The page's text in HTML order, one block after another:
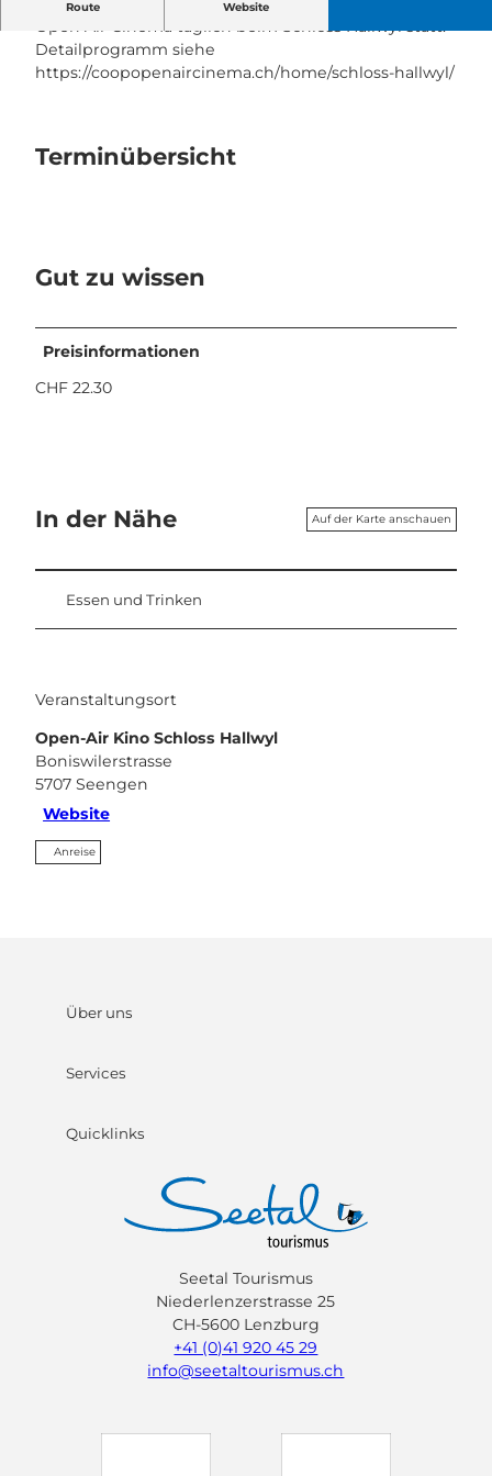
Route Website
Open Air Cinema täglich beim Schloss Hallwyl statt.
Detailprogramm siehe
https://coopopenaircinema.ch/home/schloss-hallwyl/
Terminübersicht
Gut zu wissen
Preisinformationen
CHF 22.30
In der Nähe Auf der Karte anschauen
Essen und Trinken
Veranstaltungsort
Open-Air Kino Schloss Hallwyl
Boniswilerstrasse
5707 Seengen
Website
Anreise
Über uns
Services
Quicklinks
Seetal Tourismus
Niederlenzerstrasse 25
CH-5600 Lenzburg
+41 (0)41 920 45 29
info@seetaltourismus.ch